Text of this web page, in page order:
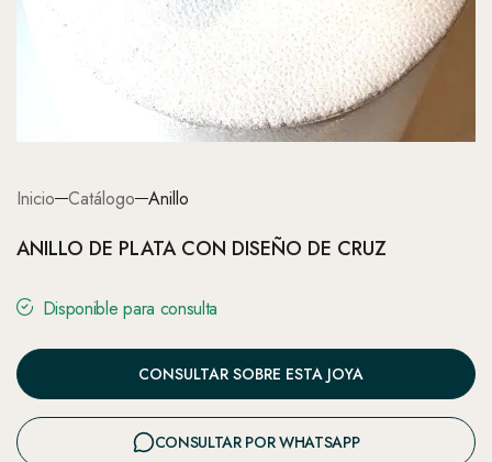
Inicio Catálogo Anillo
ANILLO DE PLATA CON DISEÑO DE CRUZ
Disponible para consulta
CONSULTAR SOBRE ESTA JOYA
CONSULTAR POR WHATSAPP